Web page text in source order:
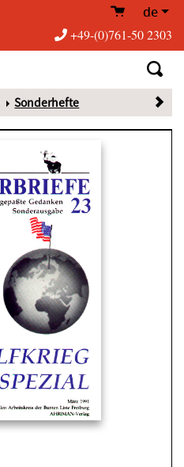
de
+49-(0)761-50 2303
Sonderhefte